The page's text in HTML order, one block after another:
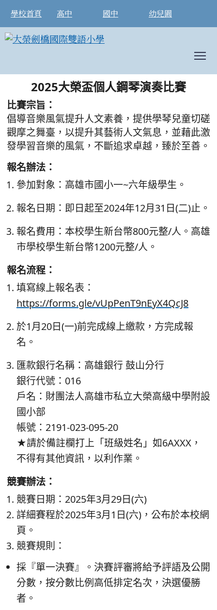
學校首頁 高中 國中 幼兒園
2025大榮盃個人鋼琴演奏比賽開始報
2025大榮盃個人鋼琴演奏比賽
比賽宗旨：
倡導音樂風氣提升人文素養，提供學琴兒童切磋
觀摩之舞臺，以提升其藝術人文氣息，並藉此激
發學習音樂的風氣，不斷追求卓越，臻於至善。
報名辦法：
參加對象：高雄市國小一~六年級學生。
報名日期：即日起至2024年12月31日(二)止。
報名費用：本校學生新台幣800元整/人。高雄
市學校學生新台幣1200元整/人。
報名流程：
填寫線上報名表：
https://forms.gle/vUpPenT9nEyX4QcJ8
於1月20日(一)前完成線上繳款，方完成報
名。
匯款銀行名稱：高雄銀行 鼓山分行
銀行代號：016
戶名：財團法人高雄市私立大榮高級中學附設
國小部
帳號：2191-023-095-20
★請於備註欄打上「班級姓名」如6AXXX，
不得有其他資訊，以利作業。
empty head
競賽辦法：
競賽日期：2025年3月29日(六)
詳細賽程於2025年3月1日(六)，公布於本校網
頁。
競賽規則：
採『單一決賽』。決賽評審將給予評語及公開
分數，按分數比例高低排定名次，決選優勝
者。